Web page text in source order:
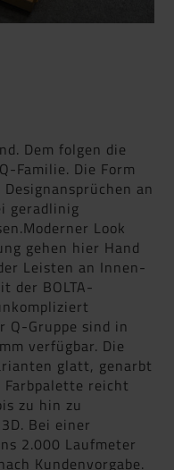
Dem folgen die
Familie. Die Form
an
geradlinig
Look
gehen hier Hand
Leisten an Innen-
der BOLTA-
Q-Gruppe sind in
verfügbar. Die
glatt, genarbt
reicht
zu hin zu
Bei einer
2.000 Laufmeter
Kundenvorgabe.